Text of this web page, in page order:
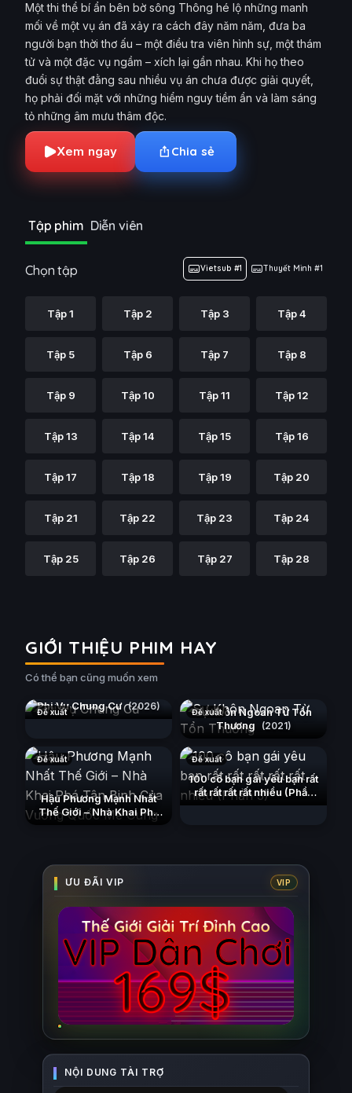
Một thi thể bí ẩn bên bờ sông Thông hé lộ những manh
mối về một vụ án đã xảy ra cách đây năm năm, đưa ba
người bạn thời thơ ấu – một điều tra viên hình sự, một thám
tử và một đặc vụ ngầm – xích lại gần nhau. Khi họ theo
đuổi sự thật đằng sau nhiều vụ án chưa được giải quyết,
họ phải đối mặt với những hiểm nguy tiềm ẩn và làm sáng
tỏ những âm mưu thâm độc.
Xem ngay Chia sẻ
Tập phim Diễn viên
Chọn tập Vietsub #1 Thuyết Minh #1
Tập 1 Tập 2 Tập 3 Tập 4
Tập 5 Tập 6 Tập 7 Tập 8
Tập 9 Tập 10 Tập 11 Tập 12
Tập 13 Tập 14 Tập 15 Tập 16
Tập 17 Tập 18 Tập 19 Tập 20
Tập 21 Tập 22 Tập 23 Tập 24
Tập 25 Tập 26 Tập 27 Tập 28
GIỚI THIỆU PHIM HAY
Có thể bạn cũng muốn xem
Đề xuất
Phi Vụ Chung Cư (2026) Đề xuất
Sự Khôn Ngoan Từ Tổn
Thương
(2021)
Đề xuất
Hậu Phương Mạnh Nhất
Thế Giới – Nhà Khai Phá
Tân Binh Của Vương Quốc
Đề xuất
100 cô bạn gái yêu bạn rất
rất rất rất rất nhiều (Phần
3) (2023)